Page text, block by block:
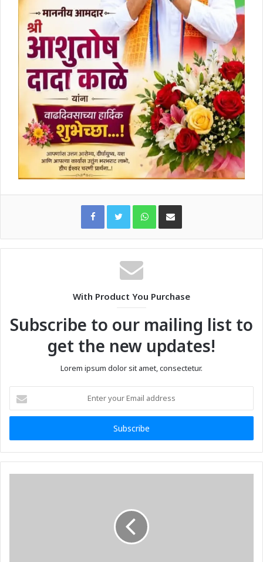
WhatsAppShare via Email
With Product You Purchase
Subscribe to our mailing list to
get the new updates!
Lorem ipsum dolor sit amet, consectetur.
your
Email